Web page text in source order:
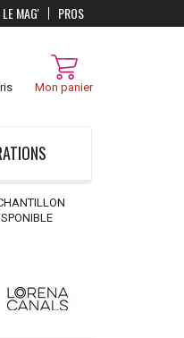
Mon panier
PROS
LE MAG'